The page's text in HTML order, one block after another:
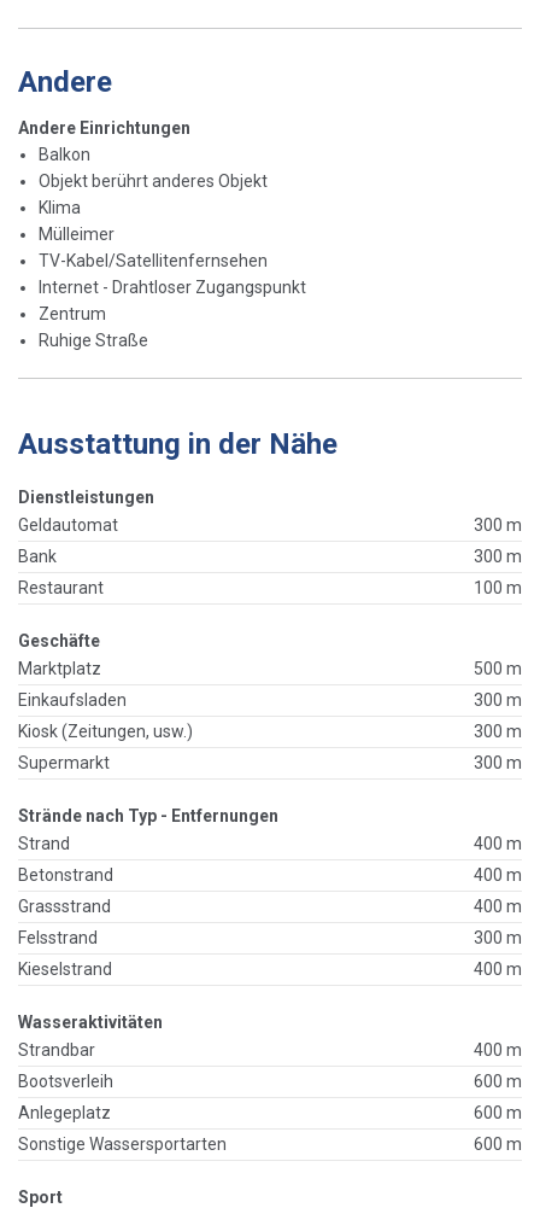
Andere
Andere Einrichtungen
Balkon
Objekt berührt anderes Objekt
Klima
Mülleimer
TV-Kabel/Satellitenfernsehen
Internet - Drahtloser Zugangspunkt
Zentrum
Ruhige Straße
Ausstattung in der Nähe
Dienstleistungen
Geldautomat
300 m
Bank
300 m
Restaurant
100 m
Geschäfte
Marktplatz
500 m
Einkaufsladen
300 m
Kiosk (Zeitungen, usw.)
300 m
Supermarkt
300 m
Strände nach Typ - Entfernungen
Strand
400 m
Betonstrand
400 m
Grassstrand
400 m
Felsstrand
300 m
Kieselstrand
400 m
Wasseraktivitäten
Strandbar
400 m
Bootsverleih
600 m
Anlegeplatz
600 m
Sonstige Wassersportarten
600 m
Sport